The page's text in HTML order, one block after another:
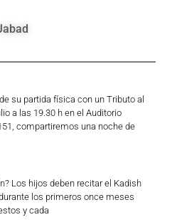
su partida física con un Tributo al
a las 19.30 h en el Auditorio
compartiremos una noche de
Los hijos deben recitar el Kadish
los primeros once meses
y cada